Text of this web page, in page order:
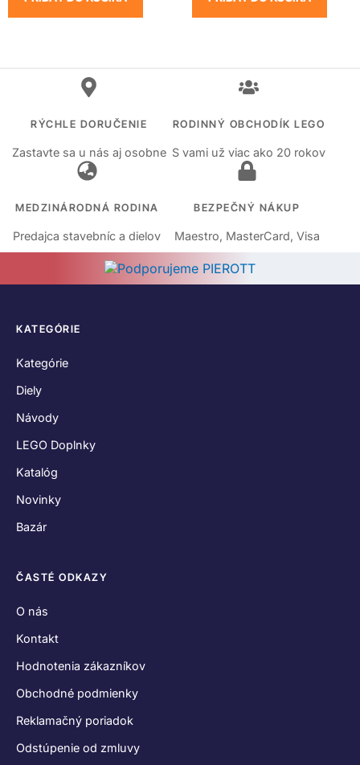
RÝCHLE DORUČENIE
Zastavte sa u nás aj osobne
RODINNÝ OBCHODÍK LEGO
S vami už viac ako 20 rokov
MEDZINÁRODNÁ RODINA
Predajca stavebníc a dielov
BEZPEČNÝ NÁKUP
Maestro, MasterCard, Visa
KATEGÓRIE
Kategórie
Diely
Návody
LEGO Doplnky
Katalóg
Novinky
Bazár
ČASTÉ ODKAZY
O nás
Kontakt
Hodnotenia zákazníkov
Obchodné podmienky
Reklamačný poriadok
Odstúpenie od zmluvy